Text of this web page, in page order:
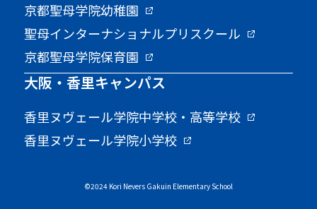
京都聖母学院幼稚園
聖母インターナショナルプリスクール
京都聖母学院保育園
大阪・香里キャンパス
香里ヌヴェール学院中学校・高等学校
香里ヌヴェール学院小学校
©2024 Kori Nevers Gakuin Elementary School